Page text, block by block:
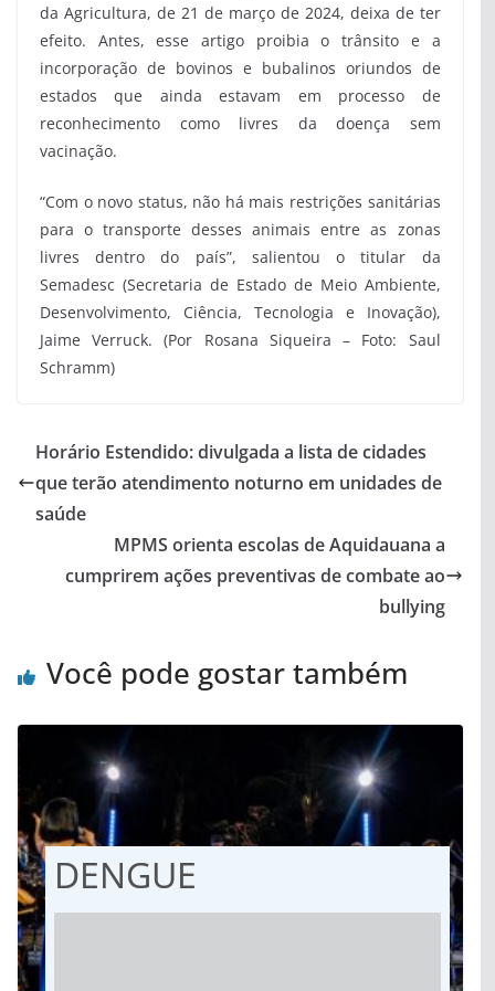
da Agricultura, de 21 de março de 2024, deixa de ter
efeito. Antes, esse artigo proibia o trânsito e a
incorporação de bovinos e bubalinos oriundos de
estados que ainda estavam em processo de
reconhecimento como livres da doença sem
vacinação.
“Com o novo status, não há mais restrições sanitárias
para o transporte desses animais entre as zonas
livres dentro do país”, salientou o titular da
Semadesc (Secretaria de Estado de Meio Ambiente,
Desenvolvimento, Ciência, Tecnologia e Inovação),
Jaime Verruck. (Por Rosana Siqueira – Foto: Saul
Schramm)
Horário Estendido: divulgada a lista de cidades
que terão atendimento noturno em unidades de
saúde
MPMS orienta escolas de Aquidauana a
cumprirem ações preventivas de combate ao
bullying
Você pode gostar também
DENGUE